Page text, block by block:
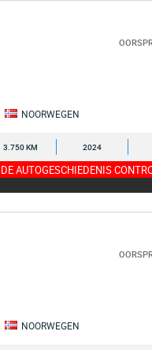
NOORWEGEN
3.750 KM 2024
DE AUTOGESCHIEDENIS
NOORWEGEN